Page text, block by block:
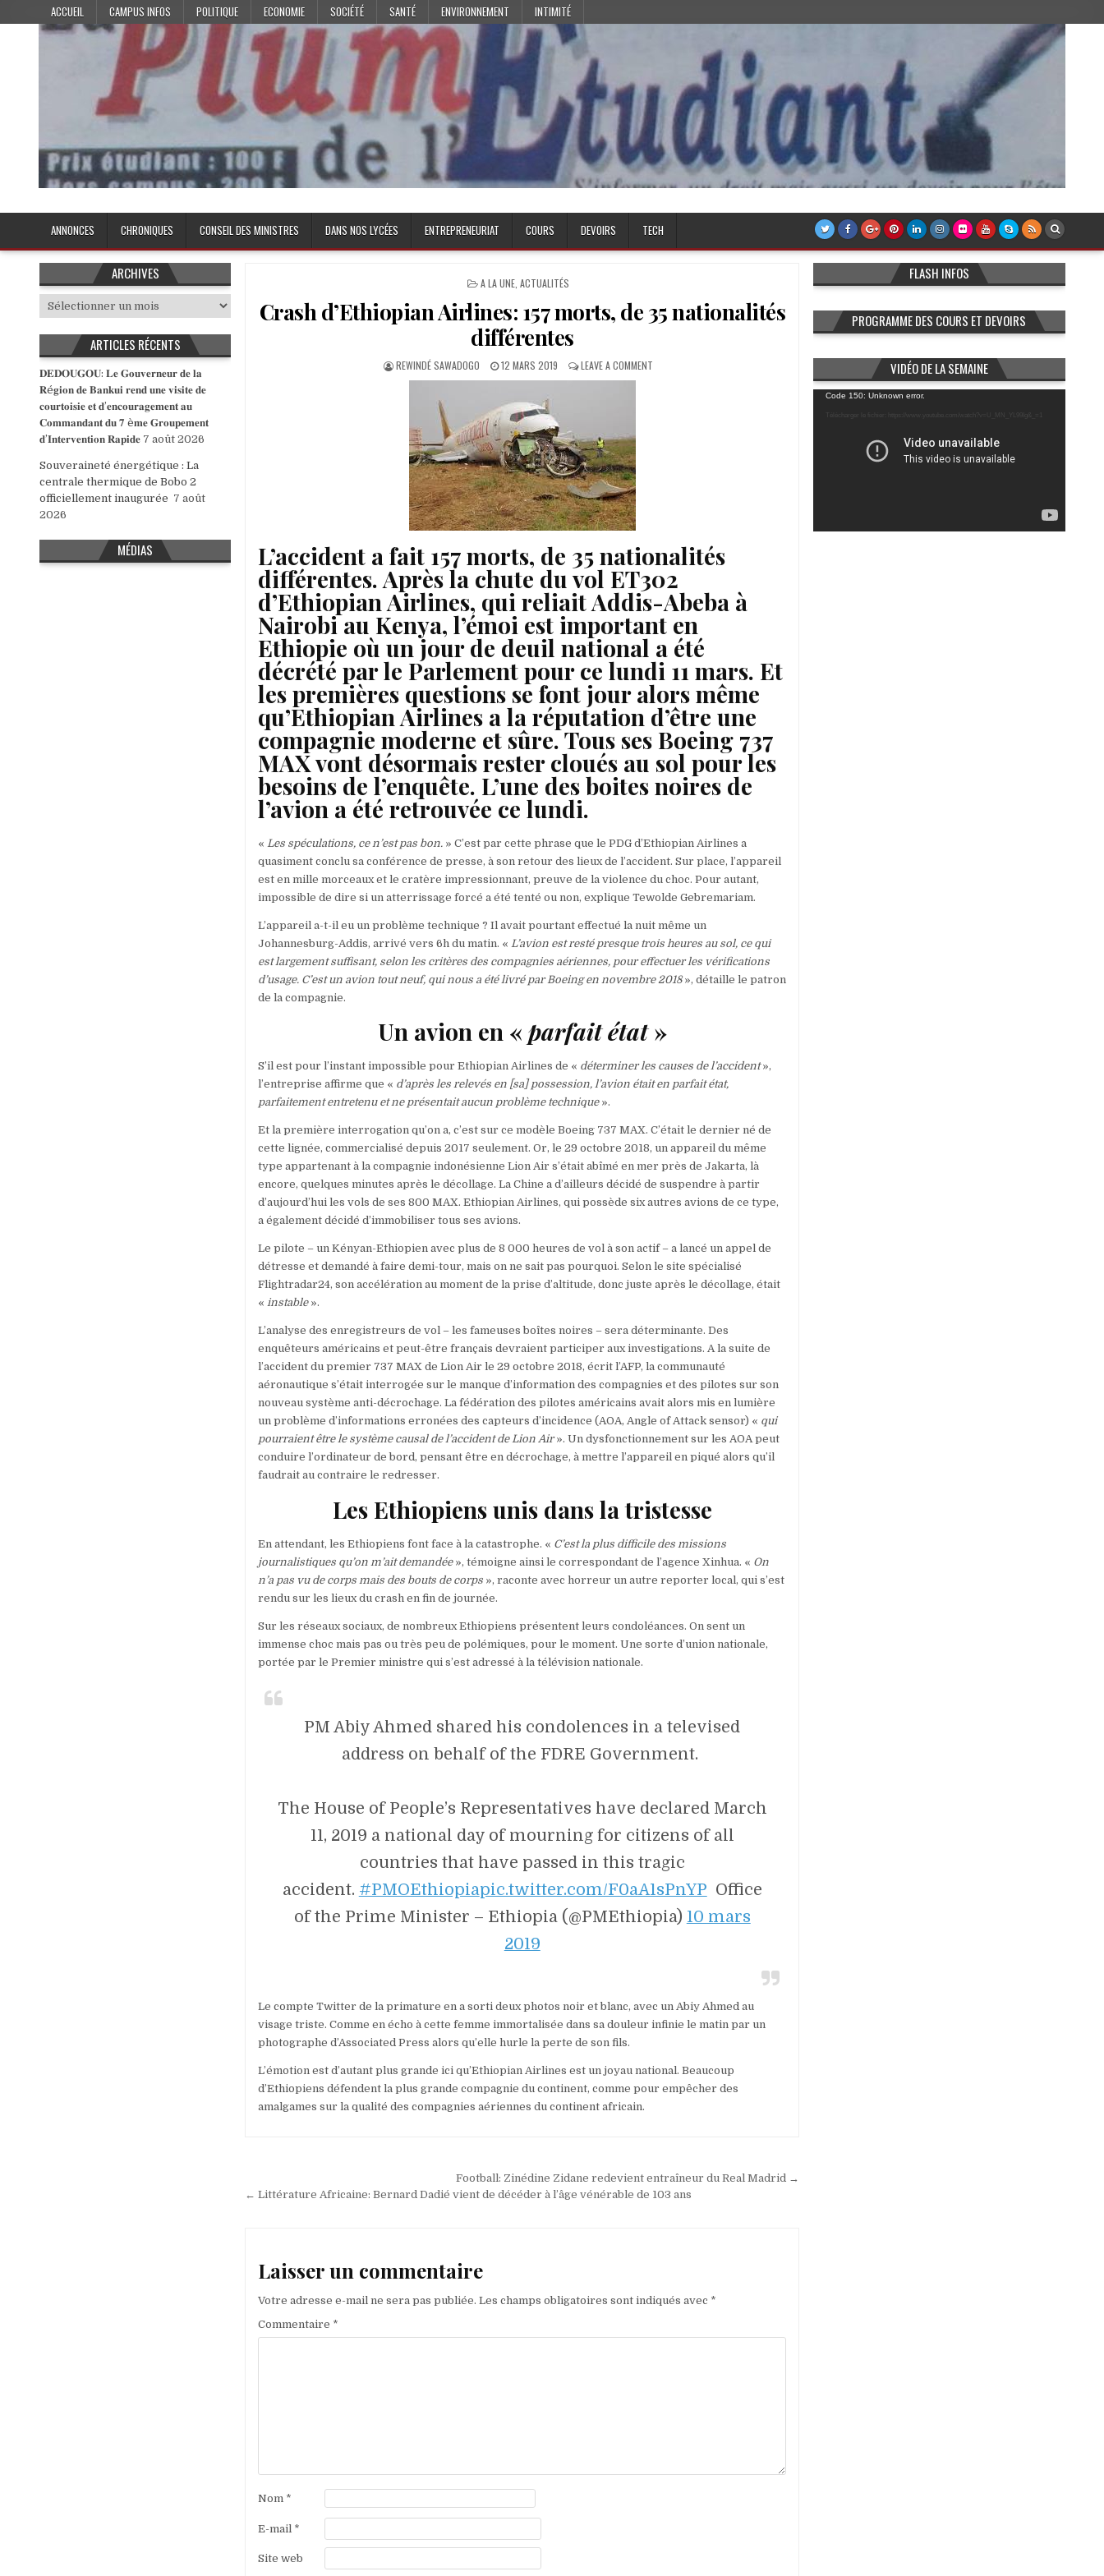
to
ACCUEIL CAMPUS INFOS POLITIQUE ECONOMIE SOCIÉTÉ SANTÉ ENVIRONNEMENT INTIMITÉ
Plume de l'Etudiant
ANNONCES CHRONIQUES CONSEIL DES MINISTRES DANS NOS LYCÉES ENTREPRENEURIAT COURS DEVOIRS TECH
POSTED
A LA UNE, ACTUALITÉS
Crash d’Ethiopian Airlines: 157 morts, de 35 nationalités
différentes
AUTHOR:
REWINDÉ SAWADOGO
PUBLISHED
DATE:
12 MARS 2019 LEAVE A COMMENTON
L’accident a fait 157 morts, de 35 nationalités
différentes. Après la chute du vol ET302
d’Ethiopian Airlines, qui reliait Addis-Abeba à
Nairobi au Kenya, l’émoi est important en
Ethiopie où un jour de deuil national a été
décrété par le Parlement pour ce lundi 11 mars. Et
les premières questions se font jour alors même
qu’Ethiopian Airlines a la réputation d’être une
compagnie moderne et sûre. Tous ses Boeing 737
MAX vont désormais rester cloués au sol pour les
besoins de l’enquête. L’une des boites noires de
l’avion a été retrouvée ce lundi.
« Les spéculations, ce n’est pas bon. » C’est par cette phrase que le PDG d’Ethiopian Airlines a
quasiment conclu sa conférence de presse, à son retour des lieux de l’accident. Sur place, l’appareil
est en mille morceaux et le cratère impressionnant, preuve de la violence du choc. Pour autant,
impossible de dire si un atterrissage forcé a été tenté ou non, explique Tewolde Gebremariam.
L’appareil a-t-il eu un problème technique ? Il avait pourtant effectué la nuit même un
Johannesburg-Addis, arrivé vers 6h du matin. « L’avion est resté presque trois heures au sol, ce qui
est largement suffisant, selon les critères des compagnies aériennes, pour effectuer les vérifications
d’usage. C’est un avion tout neuf, qui nous a été livré par Boeing en novembre 2018», détaille le patron
de la compagnie.
Un avion en « parfait état»
S’il est pour l’instant impossible pour Ethiopian Airlines de « déterminer les causes de l’accident»,
l’entreprise affirme que « d’après les relevés en [sa] possession, l’avion était en parfait état,
parfaitement entretenu et ne présentait aucun problème technique».
Et la première interrogation qu’on a, c’est sur ce modèle Boeing 737 MAX. C’était le dernier né de
cette lignée, commercialisé depuis 2017 seulement. Or, le 29 octobre 2018, un appareil du même
type appartenant à la compagnie indonésienne Lion Air s’était abîmé en mer près de Jakarta, là
encore, quelques minutes après le décollage. La Chine a d’ailleurs décidé de suspendre à partir
d’aujourd’hui les vols de ses 800 MAX. Ethiopian Airlines, qui possède six autres avions de ce type,
a également décidé d’immobiliser tous ses avions.
Le pilote – un Kényan-Ethiopien avec plus de 8 000 heures de vol à son actif – a lancé un appel de
détresse et demandé à faire demi-tour, mais on ne sait pas pourquoi. Selon le site spécialisé
Flightradar24, son accélération au moment de la prise d’altitude, donc juste après le décollage, était
«instable».
L’analyse des enregistreurs de vol – les fameuses boîtes noires – sera déterminante. Des
enquêteurs américains et peut-être français devraient participer aux investigations. A la suite de
l’accident du premier 737 MAX de Lion Air le 29 octobre 2018, écrit l’AFP, la communauté
aéronautique s’était interrogée sur le manque d’information des compagnies et des pilotes sur son
nouveau système anti-décrochage. La fédération des pilotes américains avait alors mis en lumière
un problème d’informations erronées des capteurs d’incidence (AOA, Angle of Attack sensor) « qui
pourraient être le système causal de l’accident de Lion Air». Un dysfonctionnement sur les AOA peut
conduire l’ordinateur de bord, pensant être en décrochage, à mettre l’appareil en piqué alors qu’il
faudrait au contraire le redresser.
Les Ethiopiens unis dans la tristesse
En attendant, les Ethiopiens font face à la catastrophe. « C’est la plus difficile des missions
journalistiques qu’on m’ait demandée», témoigne ainsi le correspondant de l’agence Xinhua. « On
n’a pas vu de corps mais des bouts de corps », raconte avec horreur un autre reporter local, qui s’est
rendu sur les lieux du crash en fin de journée.
Sur les réseaux sociaux, de nombreux Ethiopiens présentent leurs condoléances. On sent un
immense choc mais pas ou très peu de polémiques, pour le moment. Une sorte d’union nationale,
portée par le Premier ministre qui s’est adressé à la télévision nationale.
PM Abiy Ahmed shared his condolences in a televised
address on behalf of the FDRE Government.
The House of People’s Representatives have declared March
11, 2019 a national day of mourning for citizens of all
countries that have passed in this tragic
accident. #PMOEthiopiapic.twitter.com/F0aA1sPnYP Office
of the Prime Minister – Ethiopia (@PMEthiopia) 10 mars
2019
Le compte Twitter de la primature en a sorti deux photos noir et blanc, avec un Abiy Ahmed au
visage triste. Comme en écho à cette femme immortalisée dans sa douleur infinie le matin par un
photographe d’Associated Press alors qu’elle hurle la perte de son fils.
L’émotion est d’autant plus grande ici qu’Ethiopian Airlines est un joyau national. Beaucoup
d’Ethiopiens défendent la plus grande compagnie du continent, comme pour empêcher des
amalgames sur la qualité des compagnies aériennes du continent africain.
de
Football: Zinédine Zidane redevient entraîneur du Real Madrid →
← Littérature Africaine: Bernard Dadié vient de décéder à l’âge vénérable de 103 ans
Laisser un commentaire
Votre adresse e-mail ne sera pas publiée. Les champs obligatoires sont indiqués avec *
Commentaire *
Nom *
E-mail *
Site web
ARCHIVES
Archives
ARTICLES RÉCENTS
𝐃𝐄𝐃𝐎𝐔𝐆𝐎𝐔: 𝐋𝐞 𝐆𝐨𝐮𝐯𝐞𝐫𝐧𝐞𝐮𝐫 𝐝𝐞 𝐥𝐚
𝐑é𝐠𝐢𝐨𝐧 𝐝𝐞 𝐁𝐚𝐧𝐤𝐮𝐢 𝐫𝐞𝐧𝐝 𝐮𝐧𝐞 𝐯𝐢𝐬𝐢𝐭𝐞 𝐝𝐞
𝐜𝐨𝐮𝐫𝐭𝐨𝐢𝐬𝐢𝐞 𝐞𝐭 𝐝’𝐞𝐧𝐜𝐨𝐮𝐫𝐚𝐠𝐞𝐦𝐞𝐧𝐭 𝐚𝐮
𝐂𝐨𝐦𝐦𝐚𝐧𝐝𝐚𝐧𝐭 𝐝𝐮 𝟕 è𝐦𝐞 𝐆𝐫𝐨𝐮𝐩𝐞𝐦𝐞𝐧𝐭
𝐝’𝐈𝐧𝐭𝐞𝐫𝐯𝐞𝐧𝐭𝐢𝐨𝐧 𝐑𝐚𝐩𝐢𝐝𝐞 7 août 2026
Souveraineté énergétique : La
centrale thermique de Bobo 2
officiellement inaugurée 7 août
2026
MÉDIAS
FLASH INFOS
PROGRAMME DES COURS ET DEVOIRS
VIDÉO DE LA SEMAINE
Lecteur
vidéo
Code 150: Unknown error.
Télécharger le fichier: https://www.youtube.com/watch?v=U_MN_YL99Ig&_=1